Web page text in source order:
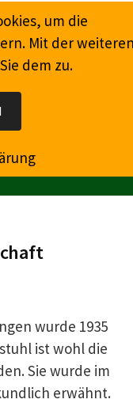
Präsente
wurde 1935
ist wohl die
Sie wurde im
erwähnt.
um die
Mit der
dem zu.